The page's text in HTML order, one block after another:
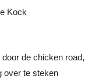
Kock
de chicken road,
over te steken